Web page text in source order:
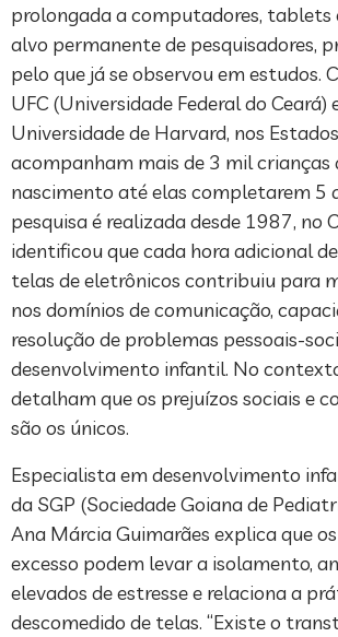
prolongada a computadores, tablets
alvo permanente de pesquisadores,
pelo que já se observou em estudos.
UFC (Universidade Federal do Ceará)
Universidade de Harvard, nos
acompanham mais de 3 mil crianças
nascimento até elas completarem 5
pesquisa é realizada desde 1987, no
identificou que cada hora adicional
telas de eletrônicos contribuiu para
nos domínios de comunicação,
resolução de problemas pessoais-
desenvolvimento infantil. No
detalham que os prejuízos sociais e
são os únicos.
Especialista em desenvolvimento
da SGP (Sociedade Goiana de
Ana Márcia Guimarães explica que
excesso podem levar a isolamento,
elevados de estresse e relaciona a
descomedido de telas. “Existe o